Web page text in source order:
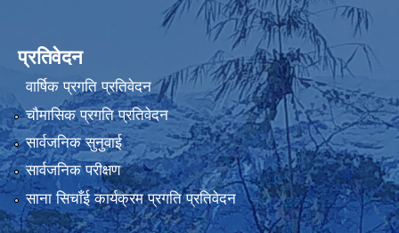
प्रतिवेदन
वार्षिक प्रगति प्रतिवेदन
चौमासिक प्रगति प्रतिवेदन
सार्वजनिक सुनुवाई
सार्वजनिक परीक्षण
साना सिचाँई कार्यक्रम प्रगति प्रतिवेदन